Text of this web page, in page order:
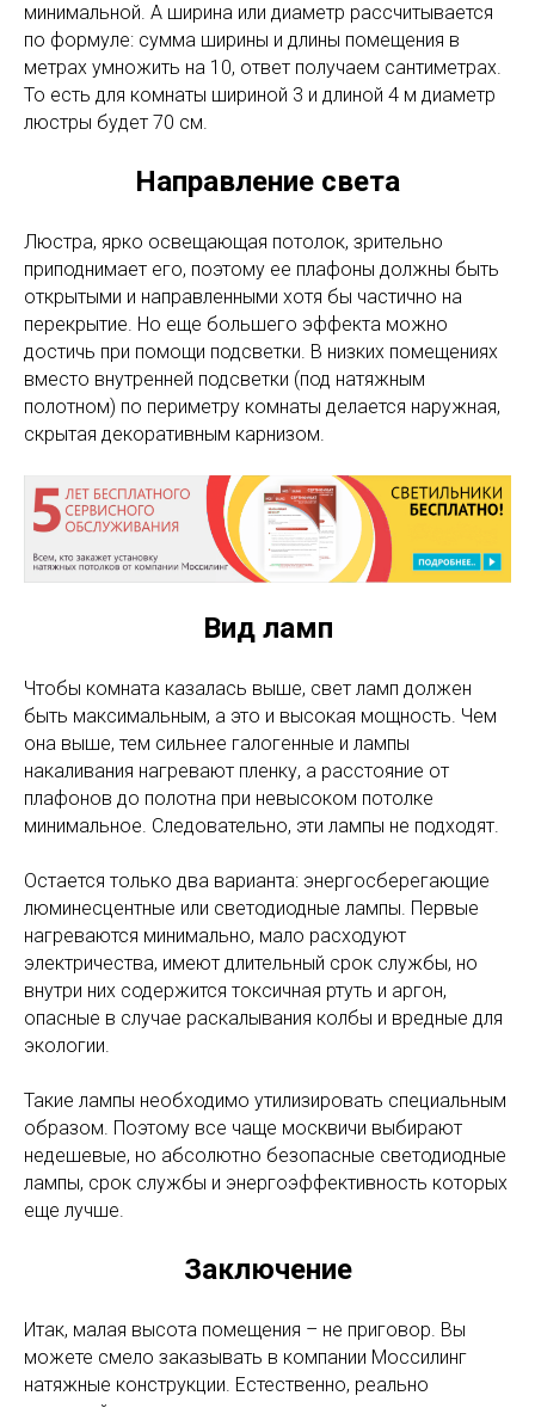
минимальной. А ширина или диаметр рассчитывается
по формуле: сумма ширины и длины помещения в
метрах умножить на 10, ответ получаем сантиметрах.
То есть для комнаты шириной 3 и длиной 4 м диаметр
люстры будет 70 см.
Направление света
Люстра, ярко освещающая потолок, зрительно
приподнимает его, поэтому ее плафоны должны быть
открытыми и направленными хотя бы частично на
перекрытие. Но еще большего эффекта можно
достичь при помощи подсветки. В низких помещениях
вместо внутренней подсветки (под натяжным
полотном) по периметру комнаты делается наружная,
скрытая декоративным карнизом.
Вид ламп
Чтобы комната казалась выше, свет ламп должен
быть максимальным, а это и высокая мощность. Чем
она выше, тем сильнее галогенные и лампы
накаливания нагревают пленку, а расстояние от
плафонов до полотна при невысоком потолке
минимальное. Следовательно, эти лампы не подходят.
Остается только два варианта: энергосберегающие
люминесцентные или светодиодные лампы. Первые
нагреваются минимально, мало расходуют
электричества, имеют длительный срок службы, но
внутри них содержится токсичная ртуть и аргон,
опасные в случае раскалывания колбы и вредные для
экологии.
Такие лампы необходимо утилизировать специальным
образом. Поэтому все чаще москвичи выбирают
недешевые, но абсолютно безопасные светодиодные
лампы, срок службы и энергоэффективность которых
еще лучше.
Заключение
Итак, малая высота помещения – не приговор. Вы
можете смело заказывать в компании Моссилинг
натяжные конструкции. Естественно, реально